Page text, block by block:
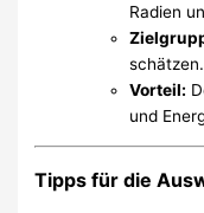
Radien
schätzen.
Vorteil:
und
Tipps für die